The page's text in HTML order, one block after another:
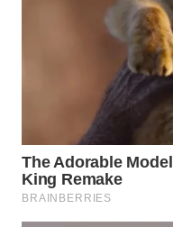
SEMARANG
WN